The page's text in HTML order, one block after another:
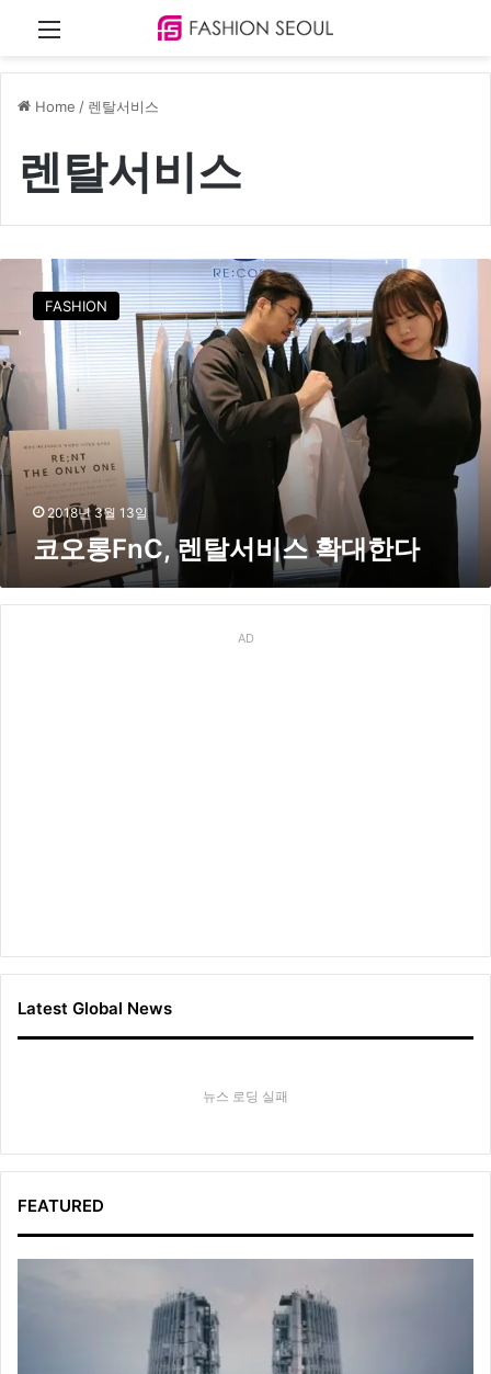
Home / 렌탈서비스
렌탈서비스
F
n
C
,
렌
탈
서
비
확
한
FASHION
2018년 3월 13일
코오롱FnC, 렌탈서비스 확대한다
AD
Latest Global News
뉴스 로딩 실패
FEATURED